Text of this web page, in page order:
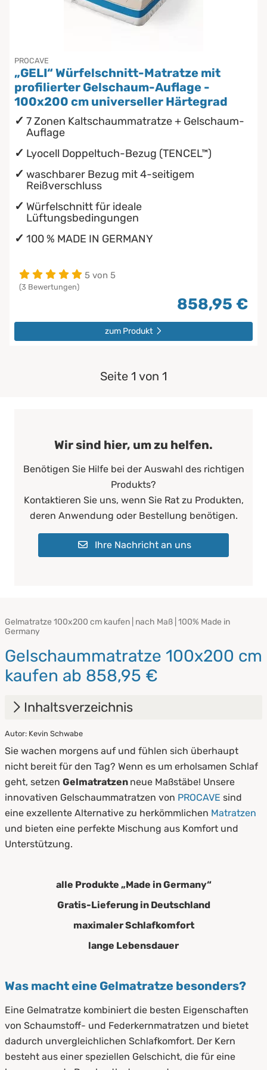
PROCAVE
„GELI“ Würfelschnitt-Matratze mit
profilierter Gelschaum-Auflage -
100x200 cm universeller Härtegrad
7 Zonen Kaltschaummatratze + Gelschaum-
Auflage
Lyocell Doppeltuch-Bezug (TENCEL™)
waschbarer Bezug mit 4-seitigem
Reißverschluss
Würfelschnitt für ideale
Lüftungsbedingungen
100 % MADE IN GERMANY
5 von 5
(3 Bewertungen)
858,95 €
zum Produkt
Seite 1 von 1
Wir sind hier, um zu helfen.
Benötigen Sie Hilfe bei der Auswahl des richtigen
Produkts?
Kontaktieren Sie uns, wenn Sie Rat zu Produkten,
deren Anwendung oder Bestellung benötigen.
Ihre Nachricht an uns
Gelmatratze 100x200 cm kaufen | nach Maß | 100% Made in
Germany
Gelschaummatratze 100x200 cm
kaufen ab 858,95 €
Inhaltsverzeichnis
1. Was macht eine Gelmatratze besonders?
2.
Pflege & Lebensdauer
Autor: Kevin Schwabe
Sie wachen morgens auf und fühlen sich überhaupt
nicht bereit für den Tag? Wenn es um erholsamen Schlaf
geht, setzen Gelmatratzen neue Maßstäbe! Unsere
innovativen Gelschaummatratzen von PROCAVE sind
eine exzellente Alternative zu herkömmlichen Matratzen
und bieten eine perfekte Mischung aus Komfort und
Unterstützung.
alle Produkte „Made in Germany“
Gratis-Lieferung in Deutschland
maximaler Schlafkomfort
lange Lebensdauer
Was macht eine Gelmatratze besonders?
Eine Gelmatratze kombiniert die besten Eigenschaften
von Schaumstoff- und Federkernmatratzen und bietet
dadurch unvergleichlichen Schlafkomfort. Der Kern
besteht aus einer speziellen Gelschicht, die für eine
wasserdichte Matratzenschoner
Die besten Sommerbettdecken
Die richtige Matratze kaufen